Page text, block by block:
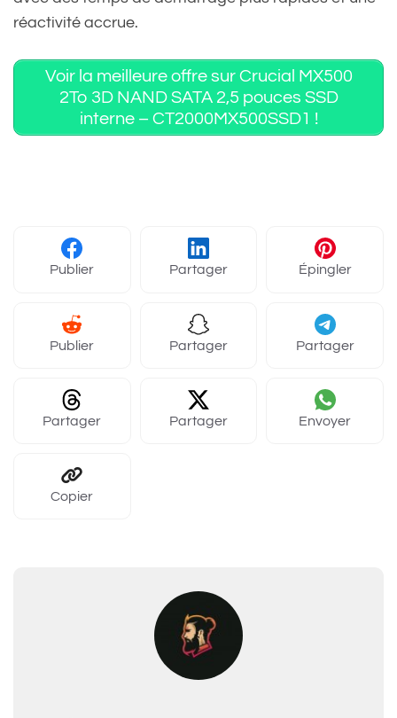
réactivité accrue.
Voir la meilleure offre sur Crucial MX500
2To 3D NAND SATA 2,5 pouces SSD
interne – CT2000MX500SSD1 !
Publier Partager Épingler
Publier Partager Partager
Partager Partager Envoyer
Copier